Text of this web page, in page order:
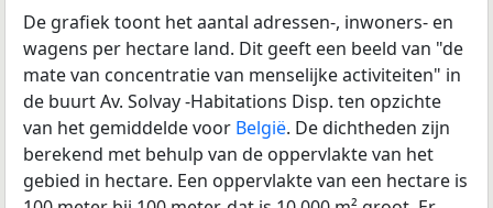
De grafiek toont het aantal adressen-, inwoners- en
wagens per hectare land. Dit geeft een beeld van "de
mate van concentratie van menselijke activiteiten" in
de buurt Av. Solvay -Habitations Disp. ten opzichte
van het gemiddelde voor België. De dichtheden zijn
berekend met behulp van de oppervlakte van het
gebied in hectare. Een oppervlakte van een hectare is